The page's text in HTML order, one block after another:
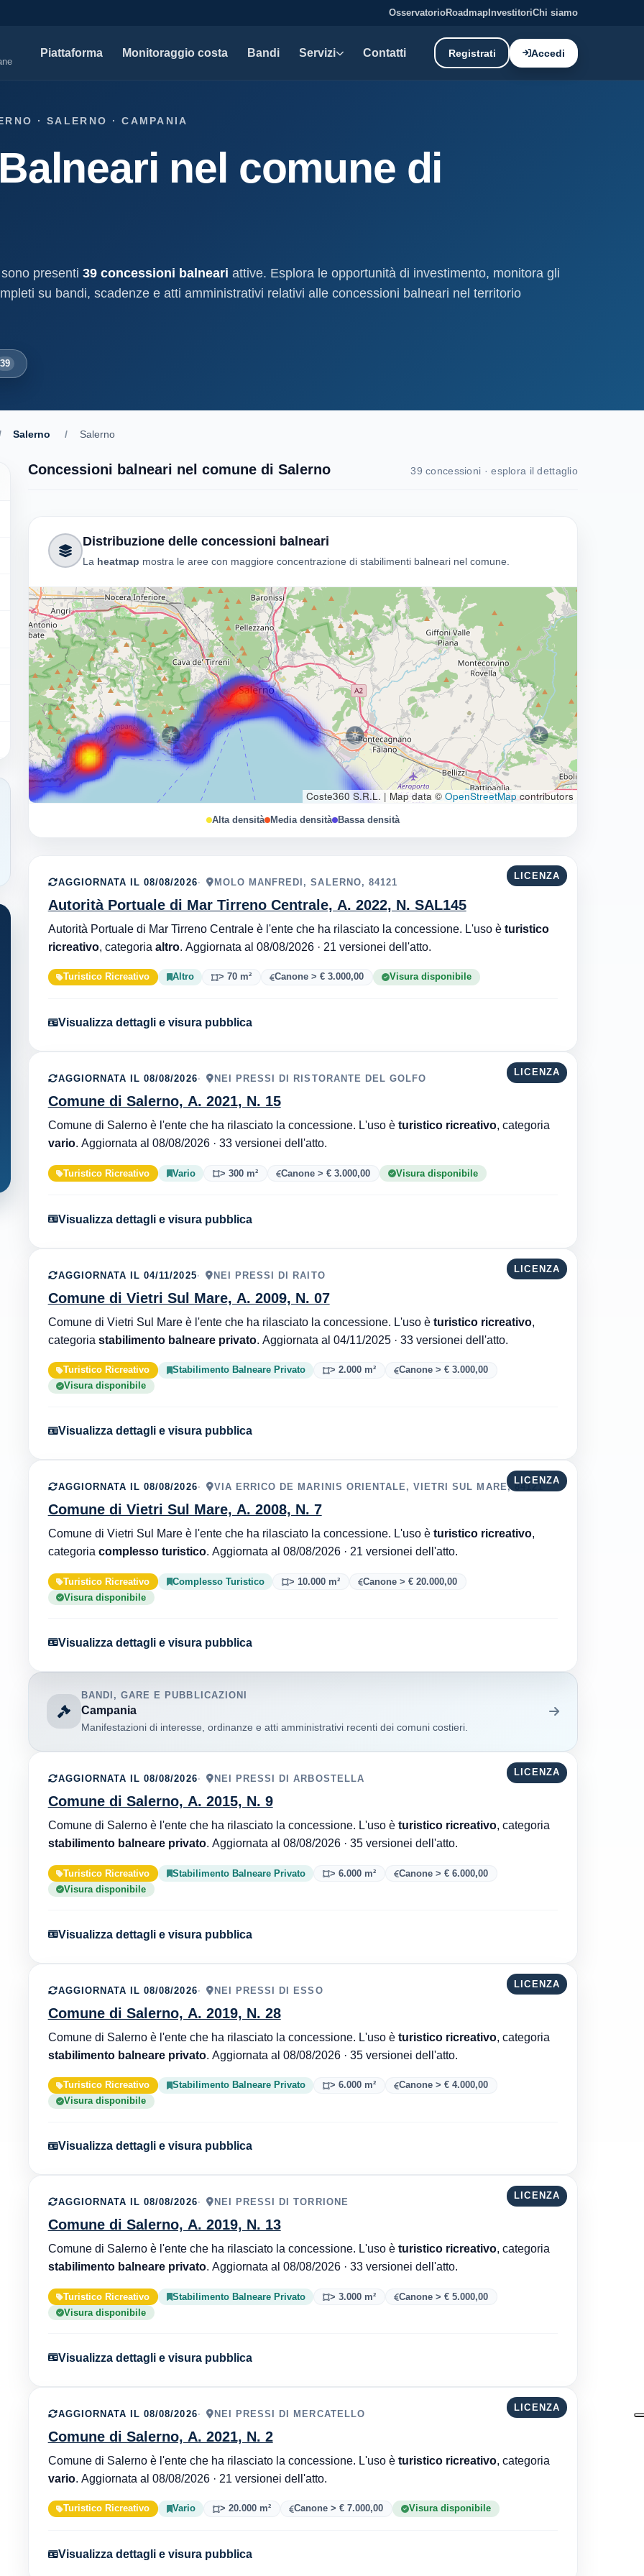
OsservatorioRoadmap InvestitoriChi siamo
Piattaforma Monitoraggio costa Bandi Servizi
e
Soluzioni per studi tecnici, legali e PA.
Modello D1
marittimo.
I nostri dati
Open data costieri aggiornati mensilmente.
Contatti Registrati Accedi
· SALERNO · CAMPANIA
nel comune di
presenti 39 concessioni balneari attive. Esplora le opportunità di investimento, monitora gli
su bandi, scadenze e atti amministrativi relativi alle concessioni balneari nel territorio
39
Salerno / Salerno
Concessioni balneari nel comune di Salerno 39 concessioni · esplora il dettaglio
Distribuzione delle concessioni balneari
La heatmap mostra le aree con maggiore concentrazione di stabilimenti balneari nel comune.
Coste360 S.R.L. | Map data © OpenStreetMapcontributors
Alta densità Media densità Bassa densità
LICENZA
AGGIORNATA IL 08/08/2026 MOLO MANFREDI, SALERNO, 84121
Autorità Portuale di Mar Tirreno Centrale, A. 2022, N. SAL145
Autorità Portuale di Mar Tirreno Centrale è l'ente che ha rilasciato la concessione. L'uso è turistico
ricreativo , categoria altro . Aggiornata al 08/08/2026 · 21 versionei dell'atto.
Turistico Ricreativo Altro > 70 m² Canone > € 3.000,00 Visura disponibile
Visualizza dettagli e visura pubblica
LICENZA
AGGIORNATA IL 08/08/2026 NEI PRESSI DI RISTORANTE DEL GOLFO
Comune di Salerno, A. 2021, N. 15
Comune di Salerno è l'ente che ha rilasciato la concessione. L'uso è turistico ricreativo , categoria
vario
. Aggiornata al 08/08/2026 · 33 versionei dell'atto.
Turistico Ricreativo Vario > 300 m² Canone > € 3.000,00 Visura disponibile
Visualizza dettagli e visura pubblica
LICENZA
AGGIORNATA IL 04/11/2025 NEI PRESSI DI RAITO
Comune di Vietri Sul Mare, A. 2009, N. 07
Comune di Vietri Sul Mare è l'ente che ha rilasciato la concessione. L'uso è turistico ricreativo,
categoria stabilimento balneare privato . Aggiornata al 04/11/2025 · 33 versionei dell'atto.
Turistico Ricreativo Stabilimento Balneare Privato > 2.000 m²
Canone > € 3.000,00
Visura disponibile
Visualizza dettagli e visura pubblica
LICENZA
AGGIORNATA IL 08/08/2026 VIA ERRICO DE MARINIS ORIENTALE, VIETRI SUL MARE, 84121
Comune di Vietri Sul Mare, A. 2008, N. 7
Comune di Vietri Sul Mare è l'ente che ha rilasciato la concessione. L'uso è turistico ricreativo,
categoria complesso turistico . Aggiornata al 08/08/2026 · 21 versionei dell'atto.
Turistico Ricreativo Complesso Turistico > 10.000 m²
Canone > € 20.000,00
Visura disponibile
Visualizza dettagli e visura pubblica
BANDI, GARE E PUBBLICAZIONI
Campania
Manifestazioni di interesse, ordinanze e atti amministrativi recenti dei comuni costieri.
LICENZA
AGGIORNATA IL 08/08/2026 NEI PRESSI DI ARBOSTELLA
Comune di Salerno, A. 2015, N. 9
Comune di Salerno è l'ente che ha rilasciato la concessione. L'uso è turistico ricreativo , categoria
stabilimento balneare privato
. Aggiornata al 08/08/2026 · 35 versionei dell'atto.
Turistico Ricreativo Stabilimento Balneare Privato > 6.000 m²
Canone > € 6.000,00
Visura disponibile
Visualizza dettagli e visura pubblica
LICENZA
AGGIORNATA IL 08/08/2026 NEI PRESSI DI ESSO
Comune di Salerno, A. 2019, N. 28
Comune di Salerno è l'ente che ha rilasciato la concessione. L'uso è turistico ricreativo , categoria
stabilimento balneare privato
. Aggiornata al 08/08/2026 · 35 versionei dell'atto.
Turistico Ricreativo Stabilimento Balneare Privato > 6.000 m²
Canone > € 4.000,00
Visura disponibile
Visualizza dettagli e visura pubblica
LICENZA
AGGIORNATA IL 08/08/2026 NEI PRESSI DI TORRIONE
Comune di Salerno, A. 2019, N. 13
Comune di Salerno è l'ente che ha rilasciato la concessione. L'uso è turistico ricreativo , categoria
stabilimento balneare privato
. Aggiornata al 08/08/2026 · 33 versionei dell'atto.
Turistico Ricreativo Stabilimento Balneare Privato > 3.000 m²
Canone > € 5.000,00
Visura disponibile
Visualizza dettagli e visura pubblica
LICENZA
AGGIORNATA IL 08/08/2026 NEI PRESSI DI MERCATELLO
Comune di Salerno, A. 2021, N. 2
Comune di Salerno è l'ente che ha rilasciato la concessione. L'uso è turistico ricreativo , categoria
vario
. Aggiornata al 08/08/2026 · 21 versionei dell'atto.
Turistico Ricreativo Vario > 20.000 m² Canone > € 7.000,00 Visura disponibile
Visualizza dettagli e visura pubblica